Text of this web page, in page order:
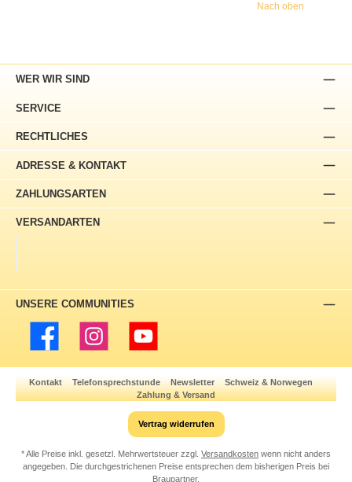
Nach oben
ADRESSE & KONTAKT
WER WIR SIND
SERVICE
RECHTLICHES
ZAHLUNGSARTEN
VERSANDARTEN
UNSERE COMMUNITIES
Facebook Instagram YouTube
Kontakt Telefonsprechstunde Newsletter
Schweiz & Norwegen
Zahlung & Versand
Vertrag widerrufen
* Alle Preise inkl. gesetzl. Mehrwertsteuer zzgl. Versandkosten wenn nicht anders
angegeben. Die durchgestrichenen Preise entsprechen dem bisherigen Preis bei
Braupartner.